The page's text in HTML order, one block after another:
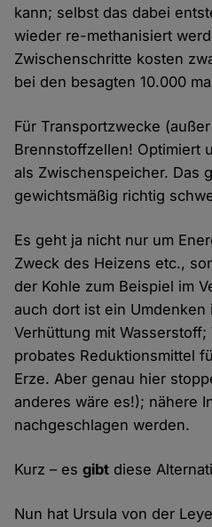
kann; selbst das dabei
wieder re-methanisiert
Zwischenschritte kosten
bei den besagten 10.000
Für Transportzwecke
Brennstoffzellen! Optimiert
als Zwischenspeicher. Das
gewichtsmäßig richtig
Es geht ja nicht nur um
Zweck des Heizens etc.,
der Kohle zum Beispiel im
auch dort ist ein Umdenken
Verhüttung mit
probates Reduktionsmittel
Erze. Aber genau hier
anderes wäre es!); nähere
nachgeschlagen werden.
Kurz – esgibt diese
Nun hat Ursula von der